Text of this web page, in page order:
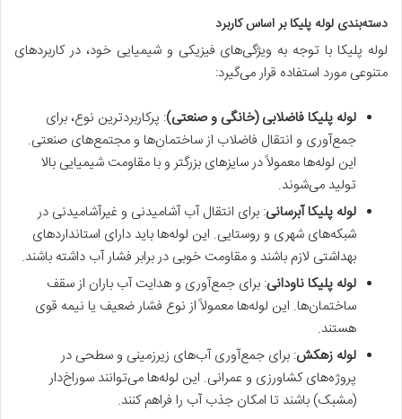
دسته‌بندی لوله پلیکا بر اساس کاربرد
لوله پلیکا با توجه به ویژگی‌های فیزیکی و شیمیایی خود، در کاربردهای
متنوعی مورد استفاده قرار می‌گیرد:
لوله پلیکا فاضلابی (خانگی و صنعتی): پرکاربردترین نوع، برای
جمع‌آوری و انتقال فاضلاب از ساختمان‌ها و مجتمع‌های صنعتی.
این لوله‌ها معمولاً در سایزهای بزرگتر و با مقاومت شیمیایی بالا
تولید می‌شوند.
لوله پلیکا آبرسانی: برای انتقال آب آشامیدنی و غیرآشامیدنی در
شبکه‌های شهری و روستایی. این لوله‌ها باید دارای استانداردهای
بهداشتی لازم باشند و مقاومت خوبی در برابر فشار آب داشته باشند.
لوله پلیکا ناودانی: برای جمع‌آوری و هدایت آب باران از سقف
ساختمان‌ها. این لوله‌ها معمولاً از نوع فشار ضعیف یا نیمه قوی
هستند.
لوله زهکش: برای جمع‌آوری آب‌های زیرزمینی و سطحی در
پروژه‌های کشاورزی و عمرانی. این لوله‌ها می‌توانند سوراخ‌دار
(مشبک) باشند تا امکان جذب آب را فراهم کنند.